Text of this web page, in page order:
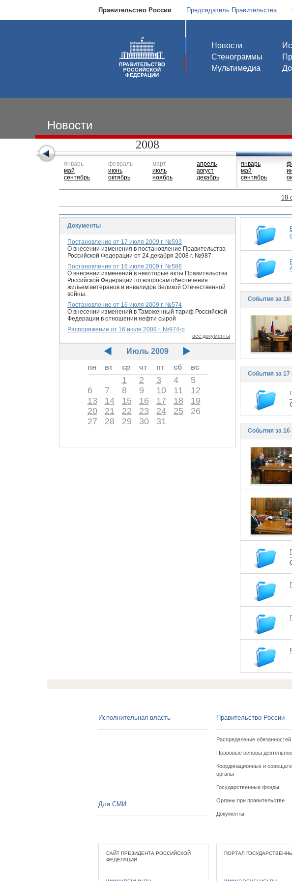
Правительство России Председатель Правительства
Новости
Стенограммы
Мультимедиа
Новости
2008
январь
май
сентябрь
февраль
июнь
октябрь
март
июль
ноябрь
апрель
август
декабрь
январь
май
сентябрь
18
Документы
Постановление от 17 июля 2009 г. №593
О внесении изменения в постановление Правительства
Российской Федерации от 24 декабря 2008 г. №987
Постановление от 16 июля 2009 г. №586
О внесении изменений в некоторые акты Правительства
Российской Федерации по вопросам обеспечения
жильем ветеранов и инвалидов Великой Отечественной
войны.
Постановление от 16 июля 2009 г. №574
О внесении изменений в Таможенный тариф Российской
Федерации в отношении нефти сырой
Распоряжение от 16 июля 2009 г. №974-р
все документы
Июль 2009
пн
вт ср чт пт сб вс
1 2 3 4
5
6
7 8 9 10 11
12
13
14 15 16 17 18
19
20
21 22 23 24 25
26
27
28 29 30 31
События за
События за
События за
Исполнительная власть Правительство России
Распределение обязанностей
Правовые основы
Координационные и
органы
Государственные фонды
Органы при правительстве
Документы
Для СМИ
САЙТ ПРЕЗИДЕНТА РОССИЙСКОЙ
ФЕДЕРАЦИИ
ПОРТАЛ